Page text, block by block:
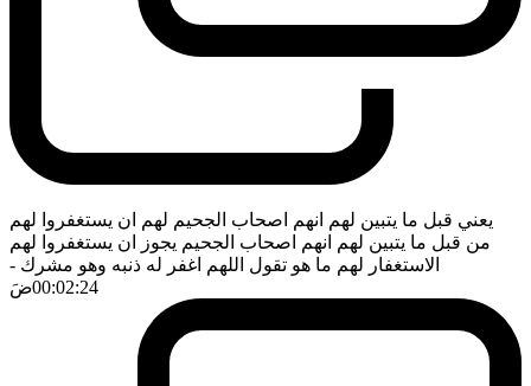
يعني قبل ما يتبين لهم انهم اصحاب الجحيم لهم ان يستغفروا لهم
من قبل ما يتبين لهم انهم اصحاب الجحيم يجوز ان يستغفروا لهم
الاستغفار لهم ما هو تقول اللهم اغفر له ذنبه وهو مشرك -
00:02:24ضَ